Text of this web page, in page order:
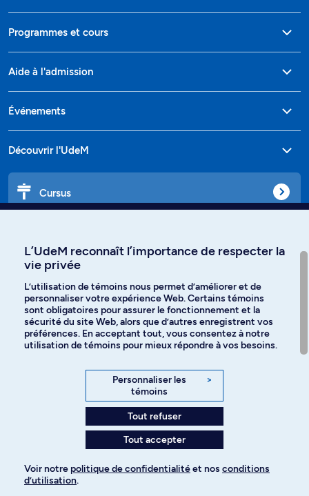
Programmes et cours
Aide à l'admission
Événements
Découvrir l'UdeM
Cursus
Langues
Facebook Instagram
YouTube
Politique de confidentialité
L’UdeM reconnaît l’importance de respecter la
vie privée
L’utilisation de témoins nous permet d’améliorer et de
personnaliser votre expérience Web. Certains témoins
sont obligatoires pour assurer le fonctionnement et la
sécurité du site Web, alors que d’autres enregistrent vos
préférences. En acceptant tout, vous consentez à notre
utilisation de témoins pour mieux répondre à vos besoins.
Personnaliser les
témoins
>
Tout refuser
Tout accepter
Voir notre politique de confidentialitéet nos conditions
d’utilisation.